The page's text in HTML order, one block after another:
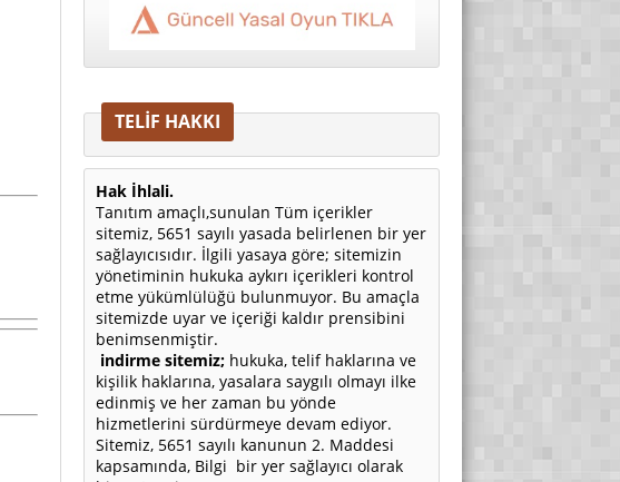
TELİF HAKKI
Hak İhlali.
Tanıtım amaçlı,sunulan Tüm içerikler
sitemiz, 5651 sayılı yasada belirlenen bir yer
sağlayıcısıdır. İlgili yasaya göre; sitemizin
yönetiminin hukuka aykırı içerikleri kontrol
etme yükümlülüğü bulunmuyor. Bu amaçla
sitemizde uyar ve içeriği kaldır prensibini
benimsenmiştir.
indirme sitemiz; hukuka, telif haklarına ve
kişilik haklarına, yasalara saygılı olmayı ilke
edinmiş ve her zaman bu yönde
hizmetlerini sürdürmeye devam ediyor.
Sitemiz, 5651 sayılı kanunun 2. Maddesi
kapsamında, Bilgi bir yer sağlayıcı olarak